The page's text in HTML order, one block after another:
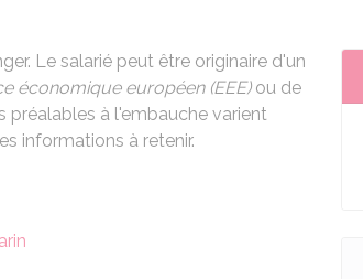
Le salarié peut être originaire d'un
économique européen (EEE)ou de
préalables à l'embauche varient
informations à retenir.